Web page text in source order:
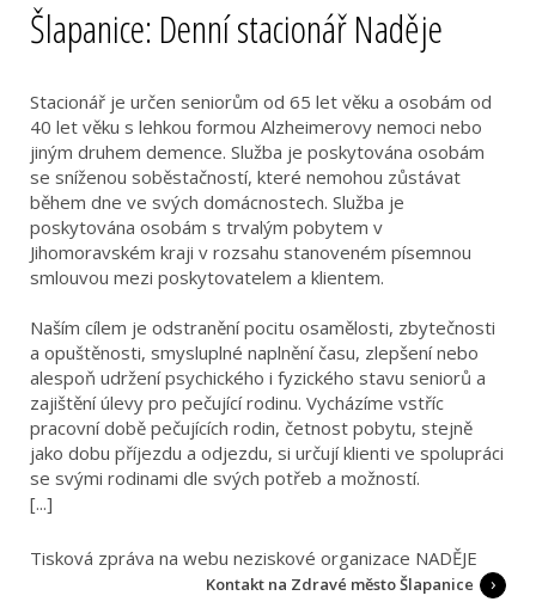
Šlapanice: Denní stacionář Naděje
Stacionář je určen seniorům od 65 let věku a osobám od
40 let věku s lehkou formou Alzheimerovy nemoci nebo
jiným druhem demence. Služba je poskytována osobám
se sníženou soběstačností, které nemohou zůstávat
během dne ve svých domácnostech. Služba je
poskytována osobám s trvalým pobytem v
Jihomoravském kraji v rozsahu stanoveném písemnou
smlouvou mezi poskytovatelem a klientem.
Naším cílem je odstranění pocitu osamělosti, zbytečnosti
a opuštěnosti, smysluplné naplnění času, zlepšení nebo
alespoň udržení psychického i fyzického stavu seniorů a
zajištění úlevy pro pečující rodinu. Vycházíme vstříc
pracovní době pečujících rodin, četnost pobytu, stejně
jako dobu příjezdu a odjezdu, si určují klienti ve spolupráci
se svými rodinami dle svých potřeb a možností.
[...]
Tisková zpráva na webu neziskové organizace NADĚJE
Kontakt na Zdravé město Šlapanice